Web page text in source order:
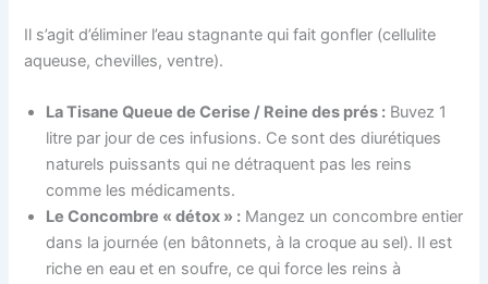
Il s’agit d’éliminer l’eau stagnante qui fait gonfler (cellulite
aqueuse, chevilles, ventre).
La Tisane Queue de Cerise / Reine des prés : Buvez 1
litre par jour de ces infusions. Ce sont des diurétiques
naturels puissants qui ne détraquent pas les reins
comme les médicaments.
Le Concombre « détox » : Mangez un concombre entier
dans la journée (en bâtonnets, à la croque au sel). Il est
riche en eau et en soufre, ce qui force les reins à